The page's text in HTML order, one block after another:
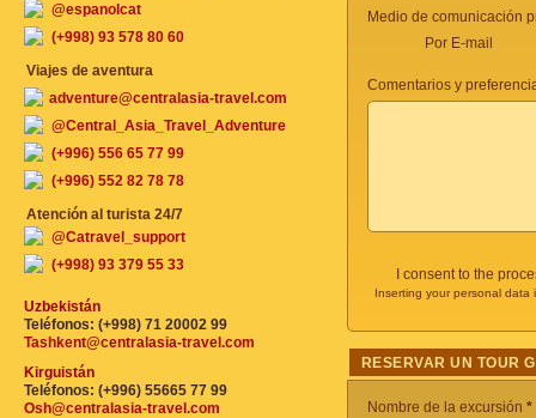
Medio de comunicación
Por E-mail
Comentarios y
I consent to the
Inserting your personal
RESERVAR UN TOUR
Nombre de la excursión *
@espanolcat
(+998) 93 578 80 60
Viajes de aventura
adventure@centralasia-travel.com
@Central_Asia_Travel_Adventure
(+996) 556 65 77 99
(+996) 552 82 78 78
Atención al turista 24/7
@Catravel_support
(+998) 93 379 55 33
Uzbekistán
Teléfonos: (+998) 71 20002 99
Tashkent@centralasia-travel.com
Kirguistán
Teléfonos: (+996) 55665 77 99
Osh@centralasia-travel.com